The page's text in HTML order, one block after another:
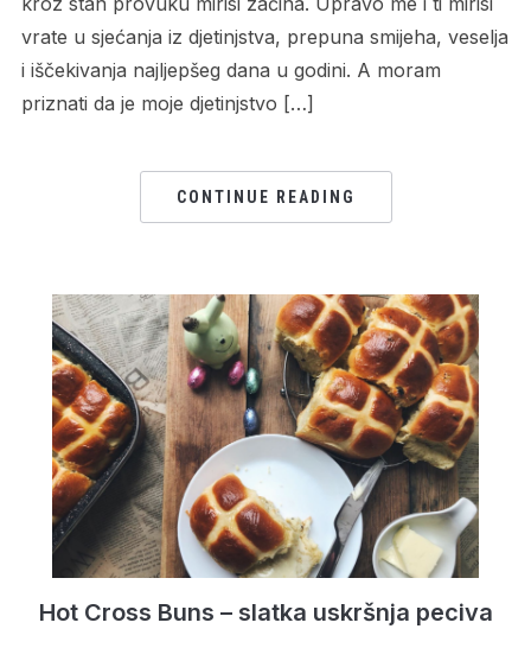
vrate u sjećanja iz djetinjstva, prepuna smijeha, veselja
i iščekivanja najljepšeg dana u godini. A moram
priznati da je moje djetinjstvo […]
CONTINUE READING
Hot Cross Buns – slatka uskršnja peciva